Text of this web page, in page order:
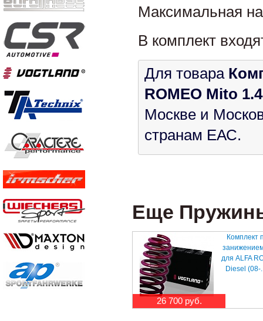
Максимальная
В комплект
Для товара
ROMEO Mito
Москве и
странам ЕАС.
Еще
26 700 руб.
Комплект
для ALFA
Diesel (08-